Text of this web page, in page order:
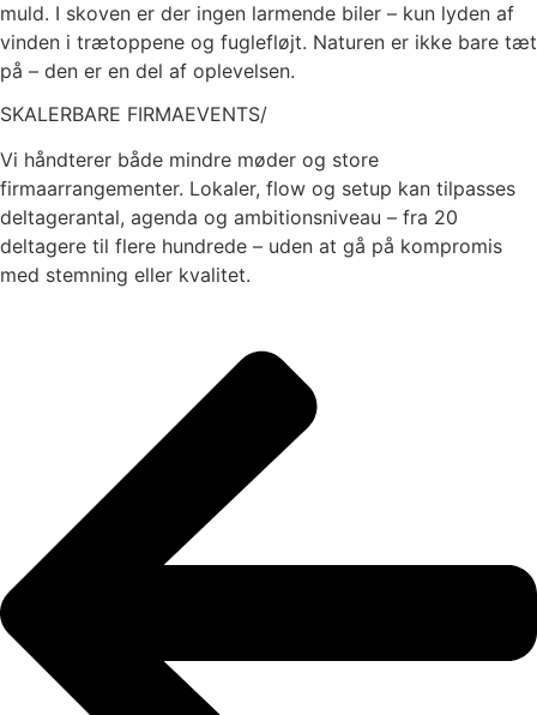
muld. I skoven er der ingen larmende biler – kun lyden af
vinden i trætoppene og fuglefløjt. Naturen er ikke bare tæt
på – den er en del af oplevelsen.
SKALERBARE FIRMAEVENTS/
Vi håndterer både mindre møder og store
firmaarrangementer. Lokaler, flow og setup kan tilpasses
deltagerantal, agenda og ambitionsniveau – fra 20
deltagere til flere hundrede – uden at gå på kompromis
med stemning eller kvalitet.